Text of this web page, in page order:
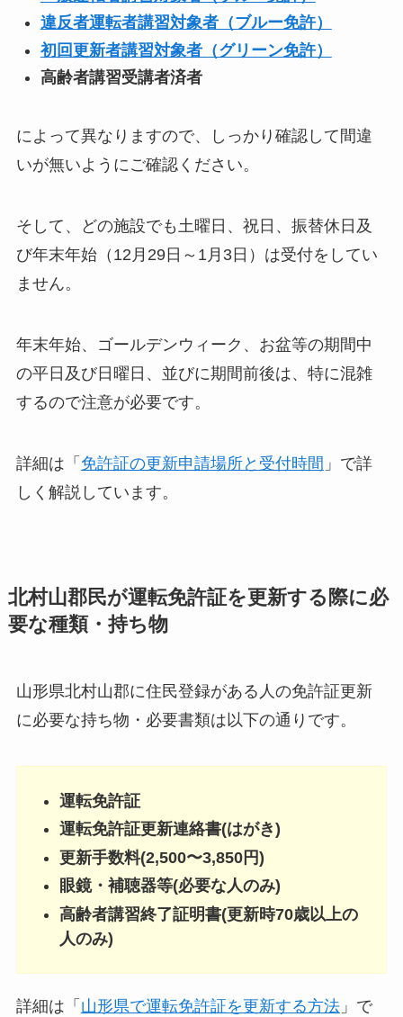
違反者運転者講習対象者（ブルー免許）
初回更新者講習対象者（グリーン免許）
高齢者講習受講者済者
によって異なりますので、しっかり確認して間違
いが無いようにご確認ください。
そして、どの施設でも土曜日、祝日、振替休日及
び年末年始（12月29日～1月3日）は受付をしてい
ません。
年末年始、ゴールデンウィーク、お盆等の期間中
の平日及び日曜日、並びに期間前後は、特に混雑
するので注意が必要です。
詳細は「 免許証の更新申請場所と受付時間 」で詳
しく解説しています。
北村山郡民が運転免許証を更新する際に必
要な種類・持ち物
山形県北村山郡に住民登録がある人の免許証更新
に必要な持ち物・必要書類は以下の通りです。
運転免許証
運転免許証更新連絡書(はがき)
更新手数料(2,500〜3,850円)
眼鏡・補聴器等(必要な人のみ)
高齢者講習終了証明書(更新時70歳以上の
人のみ)
詳細は「 山形県で運転免許証を更新する方法」で